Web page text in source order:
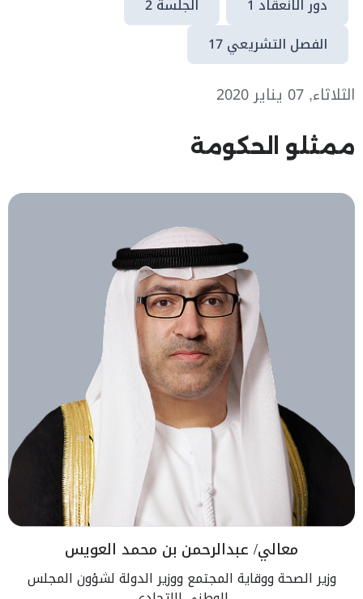
دور الانعقاد 1
الجلسة 2
الفصل التشريعي 17
الثلاثاء, 07 يناير 2020
ممثلو الحكومة
معالي/ عبدالرحمن بن محمد العويس
وزير الصحة ووقاية المجتمع ووزير الدولة لشؤون المجلس